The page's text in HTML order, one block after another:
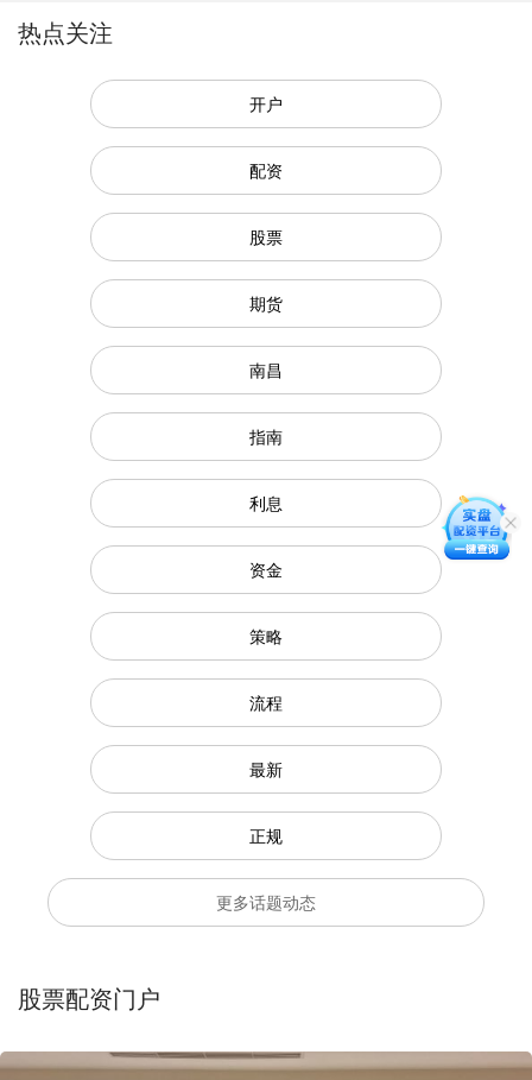
热点关注
开户
配资
股票
期货
南昌
指南
利息
资金
策略
流程
最新
正规
更多话题动态
股票配资门户